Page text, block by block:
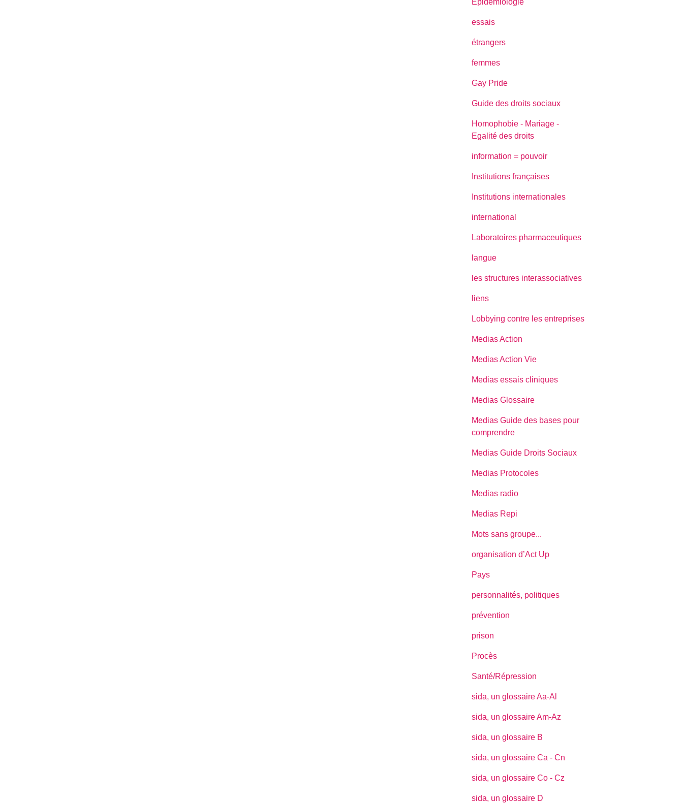
essais
étrangers
femmes
Gay Pride
Guide des droits sociaux
Homophobie - Mariage -
Egalité des droits
information = pouvoir
Institutions françaises
Institutions internationales
international
Laboratoires pharmaceutiques
langue
les structures interassociatives
liens
Lobbying contre les entreprises
Medias Action
Medias Action Vie
Medias essais cliniques
Medias Glossaire
Medias Guide des bases pour
comprendre
Medias Guide Droits Sociaux
Medias Protocoles
Medias radio
Medias Repi
Mots sans groupe...
organisation d’Act Up
Pays
personnalités, politiques
prévention
prison
Procès
Santé/Répression
sida, un glossaire Aa-Al
sida, un glossaire Am-Az
sida, un glossaire B
sida, un glossaire Ca - Cn
sida, un glossaire Co - Cz
sida, un glossaire D